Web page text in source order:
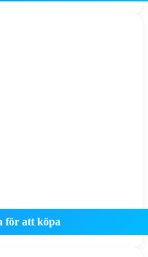
för att köpa